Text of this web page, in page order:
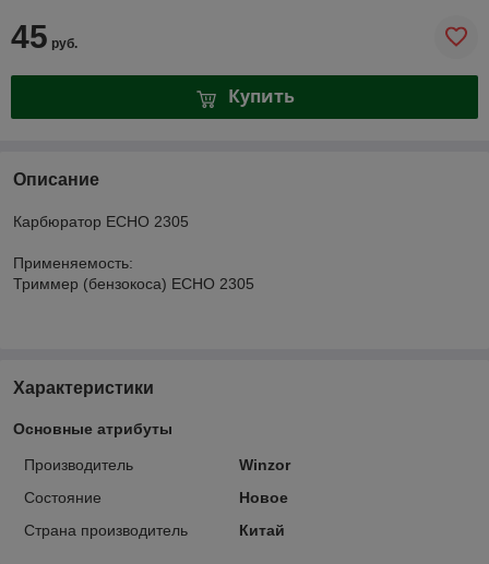
45 руб.
Купить
Описание
Карбюратор ECHO 2305
Применяемость:
Триммер (бензокоса) ECHO 2305
Характеристики
Основные атрибуты
Производитель
Winzor
Состояние
Новое
Страна производитель
Китай